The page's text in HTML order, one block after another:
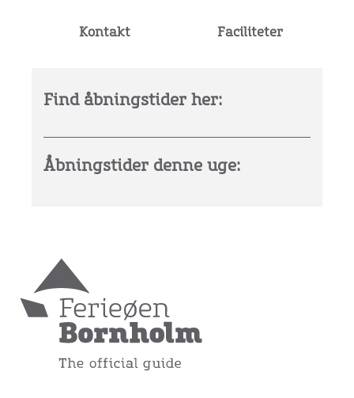
Kontakt Faciliteter
Find åbningstider her:
Åbningstider denne uge: